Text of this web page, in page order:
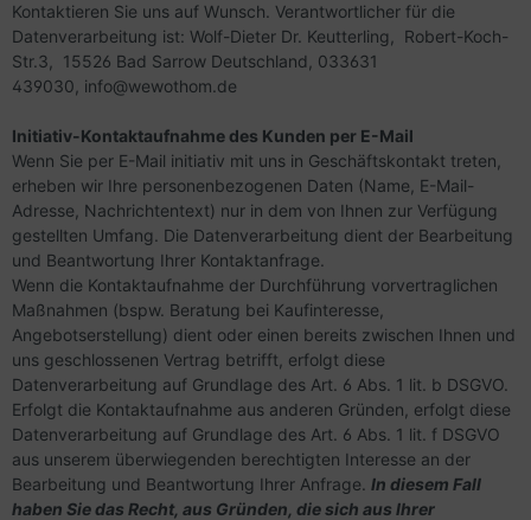
Kontaktieren Sie uns auf Wunsch. Verantwortlicher für die
Datenverarbeitung ist: Wolf-Dieter Dr. Keutterling,
Robert-Koch-
Str.3,
15526 Bad Sarrow Deutschland, 033631
439030, info@wewothom.de
Initiativ-Kontaktaufnahme des Kunden per E-Mail
Wenn Sie per E-Mail initiativ mit uns in Geschäftskontakt treten,
erheben wir Ihre personenbezogenen Daten (Name, E-Mail-
Adresse, Nachrichtentext) nur in dem von Ihnen zur Verfügung
gestellten Umfang. Die Datenverarbeitung dient der Bearbeitung
und Beantwortung Ihrer Kontaktanfrage.
Wenn die Kontaktaufnahme der Durchführung vorvertraglichen
Maßnahmen (bspw. Beratung bei Kaufinteresse,
Angebotserstellung) dient oder einen bereits zwischen Ihnen und
uns geschlossenen Vertrag betrifft, erfolgt diese
Datenverarbeitung auf Grundlage des Art. 6 Abs. 1 lit. b DSGVO.
Erfolgt die Kontaktaufnahme aus anderen Gründen, erfolgt diese
Datenverarbeitung auf Grundlage des Art. 6 Abs. 1 lit. f DSGVO
aus unserem überwiegenden berechtigten Interesse an der
Bearbeitung und Beantwortung Ihrer Anfrage. In diesem Fall
haben Sie das Recht, aus Gründen, die sich aus Ihrer